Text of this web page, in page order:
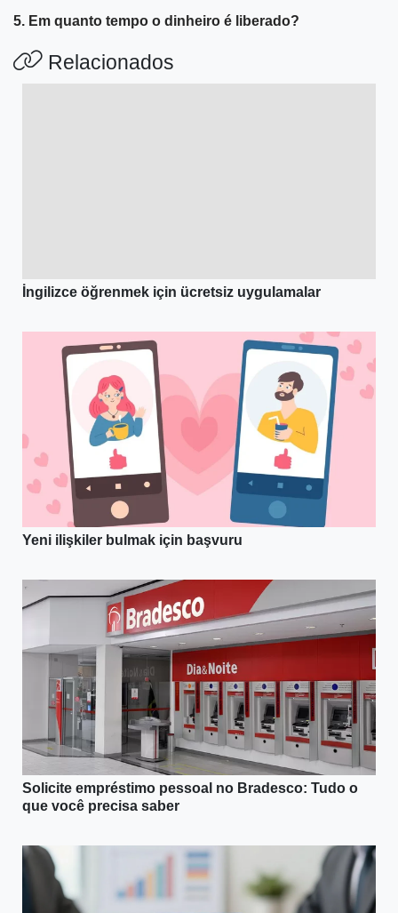
5. Em quanto tempo o dinheiro é liberado?
Relacionados
İngilizce öğrenmek için ücretsiz uygulamalar
Yeni ilişkiler bulmak için başvuru
Solicite empréstimo pessoal no Bradesco: Tudo o
que você precisa saber